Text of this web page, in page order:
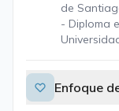
de
- Diploma
Enfoque